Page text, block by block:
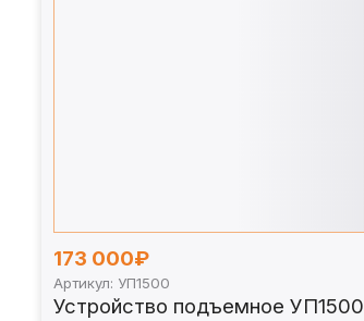
173 000₽
Артикул: УП1500
Устройство подъемное УП1500